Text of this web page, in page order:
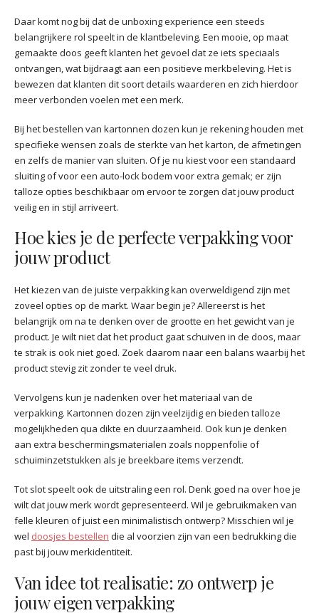
Daar komt nog bij dat de unboxing experience een steeds
belangrijkere rol speelt in de klantbeleving. Een mooie, op maat
gemaakte doos geeft klanten het gevoel dat ze iets speciaals
ontvangen, wat bijdraagt aan een positieve merkbeleving. Het is
bewezen dat klanten dit soort details waarderen en zich hierdoor
meer verbonden voelen met een merk.
Bij het bestellen van kartonnen dozen kun je rekening houden met
specifieke wensen zoals de sterkte van het karton, de afmetingen
en zelfs de manier van sluiten. Of je nu kiest voor een standaard
sluiting of voor een auto-lock bodem voor extra gemak; er zijn
talloze opties beschikbaar om ervoor te zorgen dat jouw product
veilig en in stijl arriveert.
Hoe kies je de perfecte verpakking voor
jouw product
Het kiezen van de juiste verpakking kan overweldigend zijn met
zoveel opties op de markt. Waar begin je? Allereerst is het
belangrijk om na te denken over de grootte en het gewicht van je
product. Je wilt niet dat het product gaat schuiven in de doos, maar
te strak is ook niet goed. Zoek daarom naar een balans waarbij het
product stevig zit zonder te veel druk.
Vervolgens kun je nadenken over het materiaal van de
verpakking. Kartonnen dozen zijn veelzijdig en bieden talloze
mogelijkheden qua dikte en duurzaamheid. Ook kun je denken
aan extra beschermingsmaterialen zoals noppenfolie of
schuiminzetstukken als je breekbare items verzendt.
Tot slot speelt ook de uitstraling een rol. Denk goed na over hoe je
wilt dat jouw merk wordt gepresenteerd. Wil je gebruikmaken van
felle kleuren of juist een minimalistisch ontwerp? Misschien wil je
wel doosjes bestellen die al voorzien zijn van een bedrukking die
past bij jouw merkidentiteit.
Van idee tot realisatie: zo ontwerp je
jouw eigen verpakking